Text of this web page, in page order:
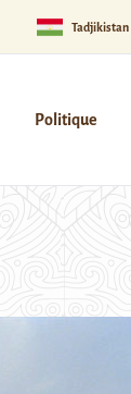
Tadjikistan
Politique